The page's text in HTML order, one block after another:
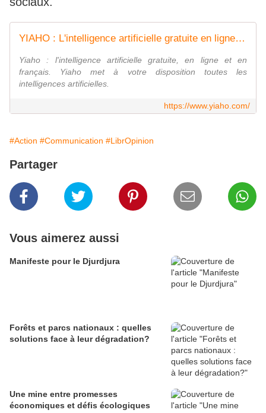
YIAHO : L'intelligence artificielle gratuite en ligne & française
Yiaho : l'intelligence artificielle gratuite, en ligne et en
français. Yiaho met à votre disposition toutes les
intelligences artificielles.
https://www.yiaho.com/
#Action #Communication #LibrOpinion
Partager
Vous aimerez aussi
Manifeste pour le Djurdjura
Forêts et parcs nationaux : quelles
solutions face à leur dégradation?
Une mine entre promesses
économiques et défis écologiques